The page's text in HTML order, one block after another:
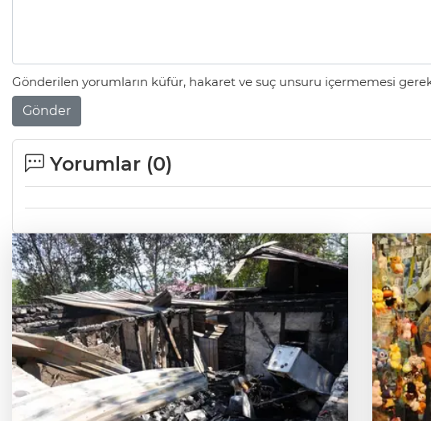
Gönderilen yorumların küfür, hakaret ve suç unsuru içermemesi
Gönder
Yorumlar (0)